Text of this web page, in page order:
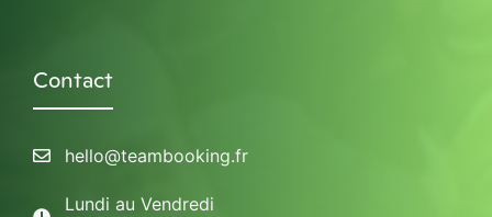
Contact
hello@teambooking.fr
Lundi au Vendredi